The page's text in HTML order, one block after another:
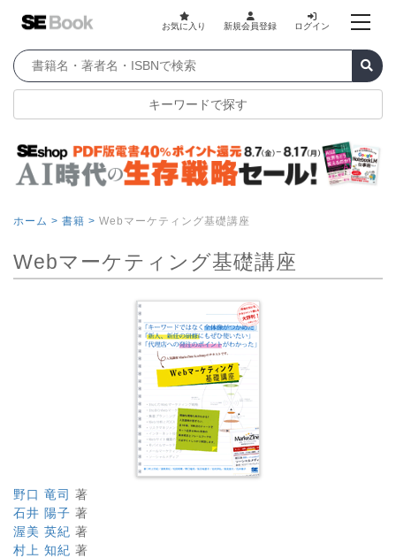
お気に入り 新規会員登録 ログイン
キーワードで探す
ホーム > 書籍 > Webマーケティング基礎講座
Webマーケティング基礎講座
野口 竜司 著
石井 陽子 著
渥美 英紀 著
村上 知紀 著